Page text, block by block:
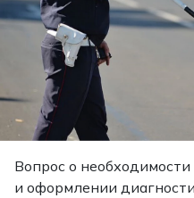
Вопрос о
и оформлении